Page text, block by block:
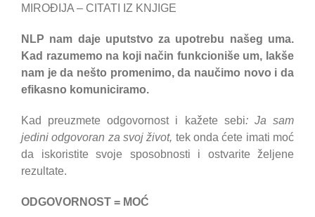
MIROĐIJA – CITATI IZ KNJIGE
NLP nam daje uputstvo za upotrebu našeg uma.
Kad razumemo na koji način funkcioniše um, lakše
nam je da nešto promenimo, da naučimo novo i da
efikasno komuniciramo.
Kad preuzmete odgovornost i kažete sebi: Ja sam
jedini odgovoran za svoj život, tek onda ćete imati moć
da iskoristite svoje sposobnosti i ostvarite željene
rezultate.
ODGOVORNOST = MOĆ